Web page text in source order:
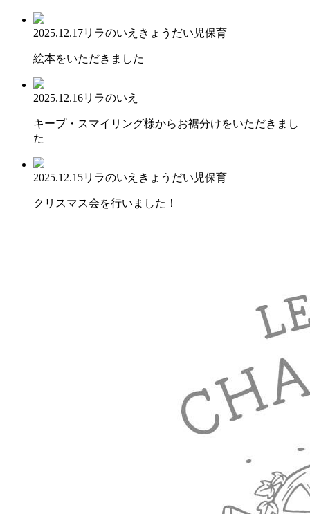
2025.12.17リラのいえ きょうだい児保育
絵本をいただきました
2025.12.16リラのいえ
キープ・スマイリング様からお裾分けをいただきまし
た
2025.12.15リラのいえ きょうだい児保育
クリスマス会を行いました！